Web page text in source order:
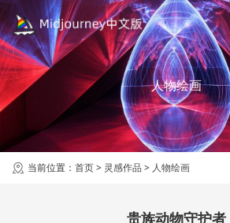
人物绘画
当前位置： 首页> 灵感作品 > 人物绘画
贵族动物守护者